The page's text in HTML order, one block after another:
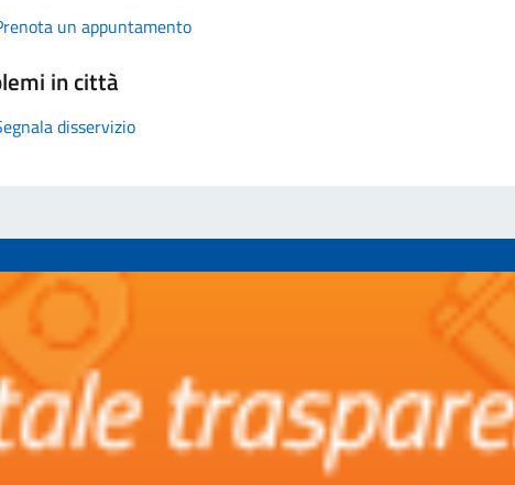
un appuntamento
in città
disservizio